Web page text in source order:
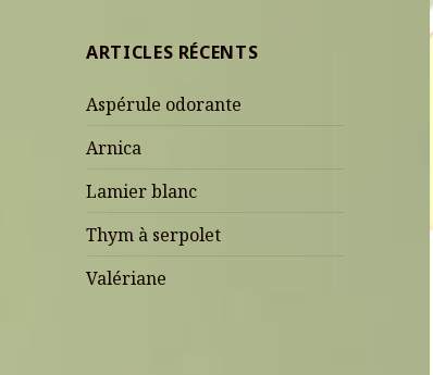
ARTICLES RÉCENTS
Aspérule odorante
Arnica
Lamier blanc
Thym à serpolet
Valériane